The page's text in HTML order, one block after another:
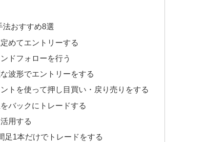
法おすすめ8選
めてエントリーする
ドフォローを行う
波形でエントリーをする
トを使って押し目買い・戻り売りをする
バックにトレードする
用する
足1本だけでトレードをする